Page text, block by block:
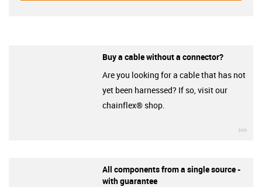
Buy a cable without a connector?
Are you looking for a cable that has not
yet been harnessed? If so, visit our
chainflex® shop.
All components from a single source -
with guarantee